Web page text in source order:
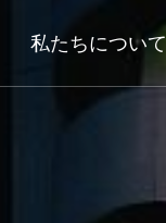
私たちについて